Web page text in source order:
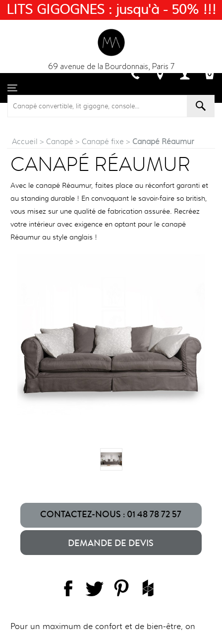
69 avenue de la Bourdonnais, Paris 7
Accueil > Canapé > Canapé fixe > Canapé Réaumur
CANAPÉ RÉAUMUR
Avec le canapé Réaumur, faites place au réconfort garanti et
au standing durable ! En convoquant le savoir-faire so british,
vous misez sur une qualité de fabrication assurée. Recréez
votre intérieur avec exigence en optant pour le canapé
Réaumur au style anglais !
CONTACTEZ-NOUS : 01 48 78 72 57
DEMANDE DE DEVIS
Pour un maximum de confort et de bien-être, on
LITS GIGOGNES : jusqu'à - 50% !!!